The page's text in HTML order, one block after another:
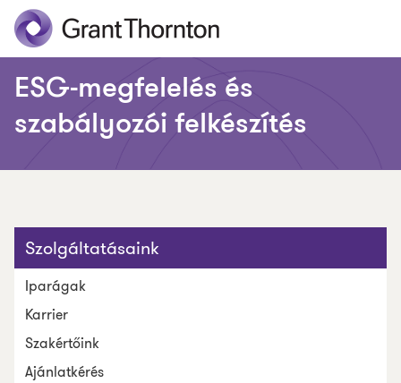
ESG-megfelelés és
szabályozói felkészítés
Szolgáltatásaink
Iparágak
Karrier
Szakértőink
Ajánlatkérés